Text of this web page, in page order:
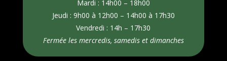
Mardi : 14h00 – 18h00
Jeudi : 9h00 à 12h00 – 14h00 à 17h30
Vendredi : 14h – 17h30
Fermée les mercredis, samedis et dimanches